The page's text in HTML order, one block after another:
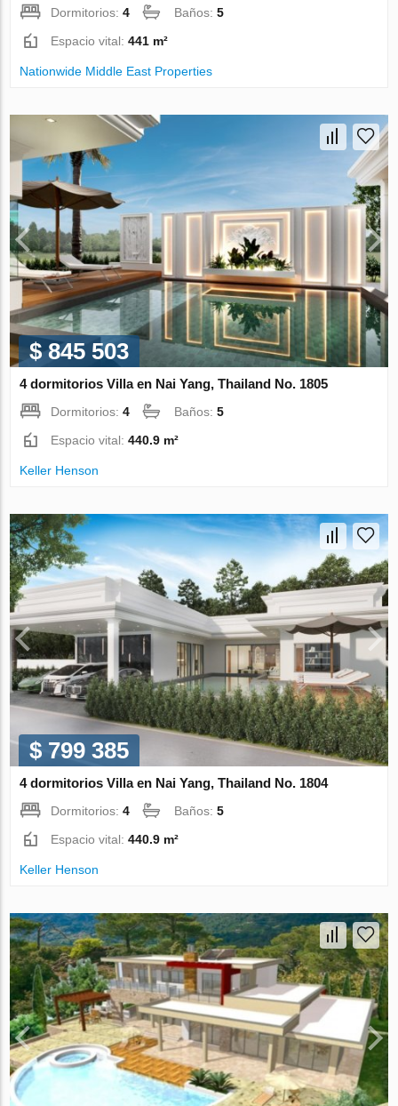
Dormitorios:4 Baños:5
Espacio vital:441 m²
Nationwide Middle East Properties
$ 845 503
4 dormitorios Villa en Nai Yang, Thailand No. 1805
Dormitorios:4 Baños:5
Espacio vital:440.9 m²
Keller Henson
$ 799 385
4 dormitorios Villa en Nai Yang, Thailand No. 1804
Dormitorios:4 Baños:5
Espacio vital:440.9 m²
Keller Henson